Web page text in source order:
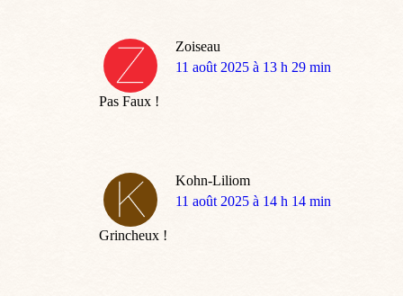
Zoiseau
dit
11 août 2025 à 13 h 29 min
Pas Faux !
Kohn-Liliom
dit
11 août 2025 à 14 h 14 min
Grincheux !